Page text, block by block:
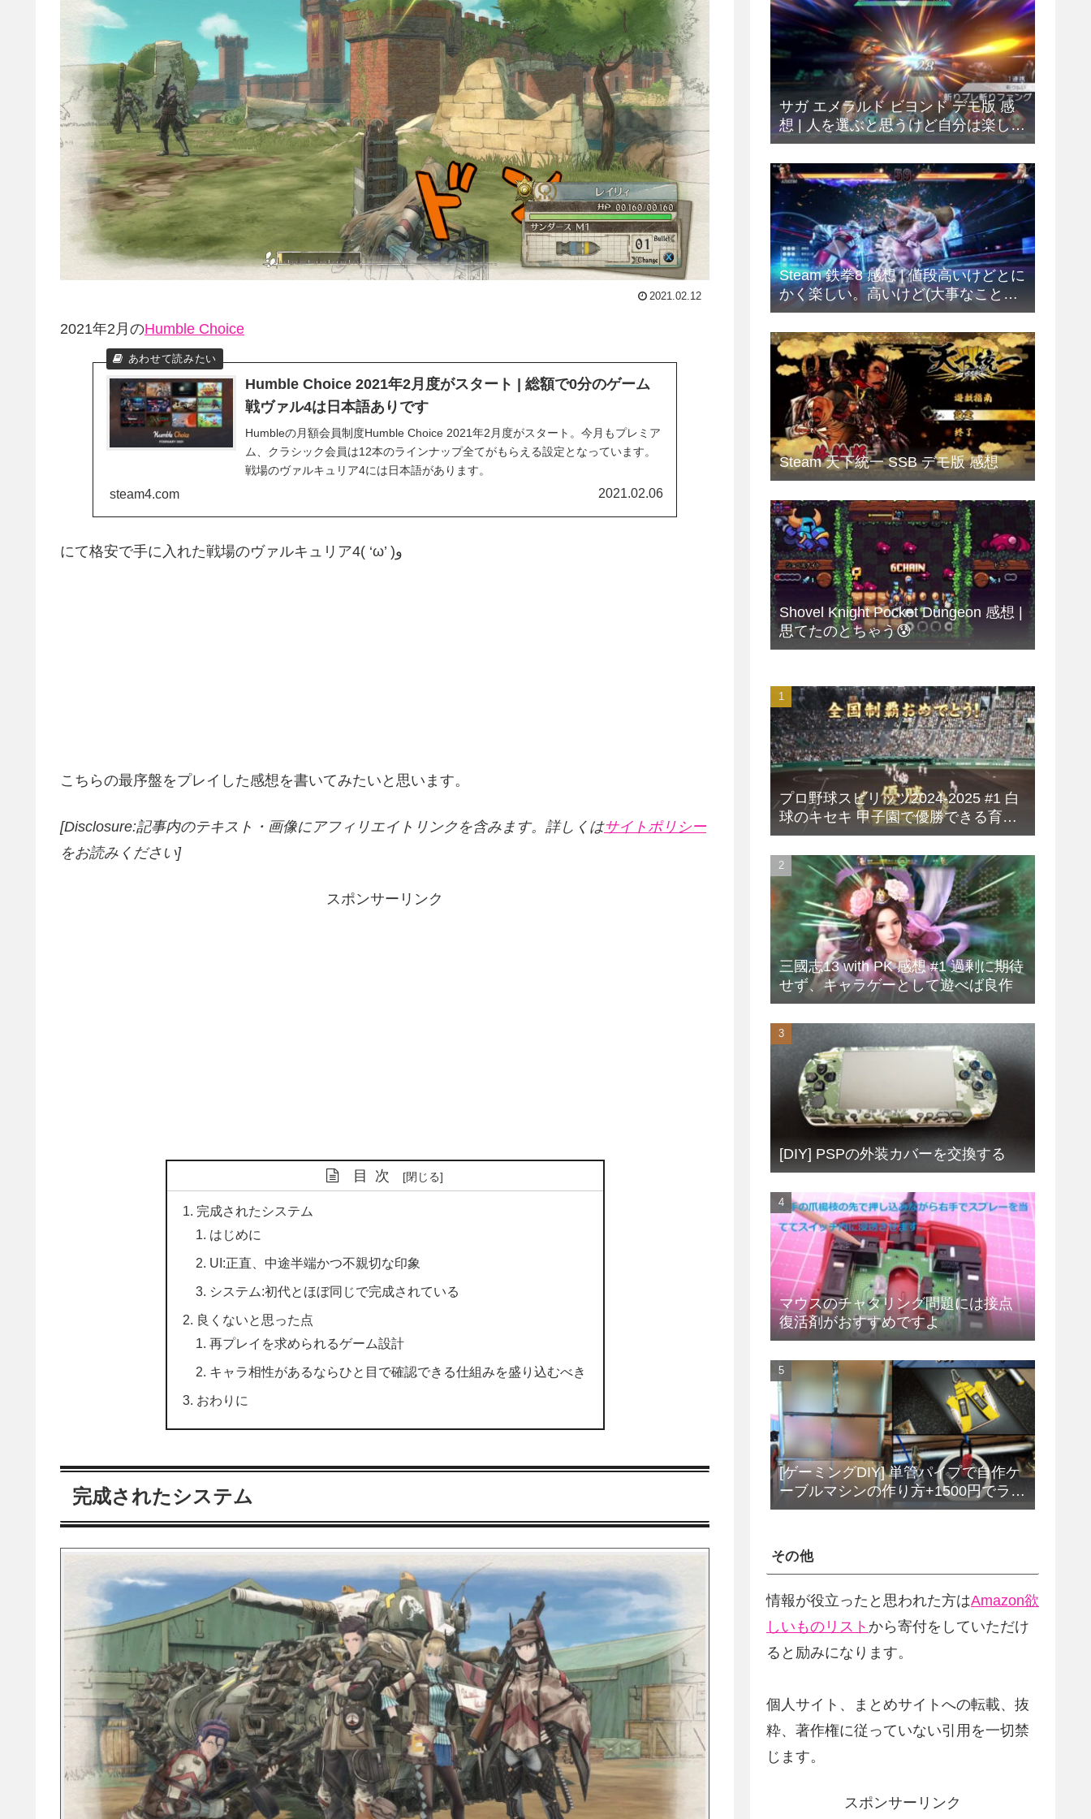
2021.02.12
2021年2月のHumble Choice
Humble Choice 2021年2月度がスタート | 総額で0分のゲーム
戦ヴァル4は日本語ありです
Humbleの月額会員制度Humble Choice 2021年2月度がスタート。今月もプレミア
ム、クラシック会員は12本のラインナップ全てがもらえる設定となっています。
戦場のヴァルキュリア4には日本語があります。
steam4.com 2021.02.06
にて格安で手に入れた戦場のヴァルキュリア4( ‘ω’ )و
こちらの最序盤をプレイした感想を書いてみたいと思います。
[Disclosure:記事内のテキスト・画像にアフィリエイトリンクを含みます。詳しくはサイトポリシー
をお読みください]
スポンサーリンク
目次
完成されたシステム
はじめに
UI:正直、中途半端かつ不親切な印象
システム:初代とほぼ同じで完成されている
良くないと思った点
再プレイを求められるゲーム設計
キャラ相性があるならひと目で確認できる仕組みを盛り込むべき
おわりに
完成されたシステム
サガ エメラルド ビヨンド デモ版 感
想 | 人を選ぶと思うけど自分は楽しめ
ました
Steam 鉄拳8 感想 | 値段高いけどとに
かく楽しい。高いけど(大事なことな
ので2回)。
Steam 天下統一 SSB デモ版 感想
Shovel Knight Pocket Dungeon 感想 |
思てたのとちゃう😰
プロ野球スピリッツ2024-2025 #1 白
球のキセキ 甲子園で優勝できる育成
方法
三國志13 with PK 感想 #1 過剰に期待
せず、キャラゲーとして遊べば良作
[DIY] PSPの外装カバーを交換する
マウスのチャタリング問題には接点
復活剤がおすすめですよ
[ゲーミングDIY] 単管パイプで自作ケ
ーブルマシンの作り方+1500円でラッ
トプルダウンバーをDIY
その他
情報が役立ったと思われた方はAmazon欲
しいものリスト から寄付をしていただけ
ると励みになります。
個人サイト、まとめサイトへの転載、抜
粋、著作権に従っていない引用を一切禁
じます。
スポンサーリンク